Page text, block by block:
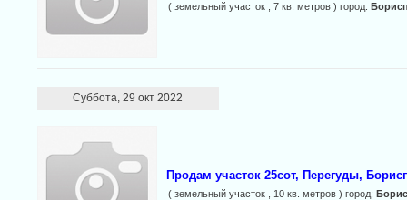
( земельный участок , 7 кв. метров ) город:
Суббота, 29 окт 2022
Продам участок 25сот, Перегуды,
( земельный участок , 10 кв. метров ) город: